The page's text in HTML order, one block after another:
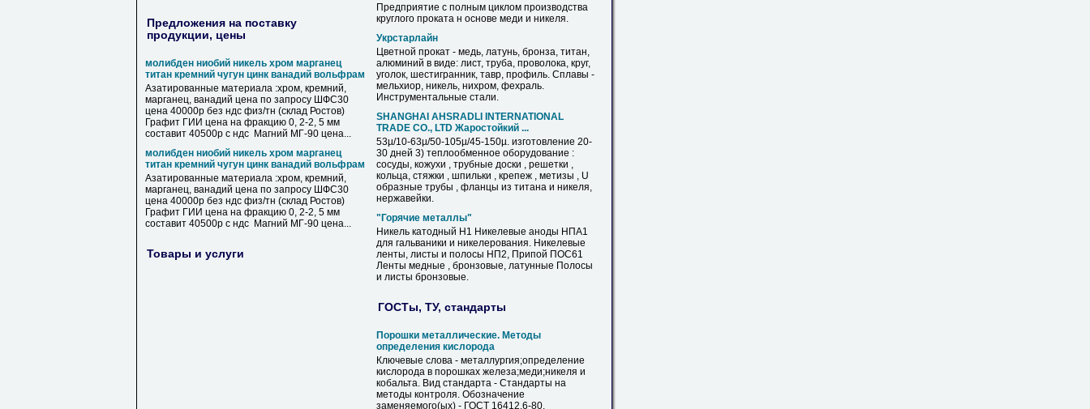
Предложения на поставку
продукции, цены
молибден ниобий никель хром марганец
титан кремний чугун цинк ванадий вольфрам
Азатированные материала :хром, кремний,
марганец, ванадий цена по запросу ШФС30
цена 40000р без ндс физ/тн (склад Ростов)
Графит ГИИ цена на фракцию 0, 2-2, 5 мм
составит 40500р с ндс Магний МГ-90 цена...
молибден ниобий никель хром марганец
титан кремний чугун цинк ванадий вольфрам
Азатированные материала :хром, кремний,
марганец, ванадий цена по запросу ШФС30
цена 40000р без ндс физ/тн (склад Ростов)
Графит ГИИ цена на фракцию 0, 2-2, 5 мм
составит 40500р с ндс Магний МГ-90 цена...
Товары и услуги
Предприятие с полным циклом производства
круглого проката н основе меди и никеля.
Укрстарлайн
Цветной прокат - медь, латунь, бронза, титан,
алюминий в виде: лист, труба, проволока, круг,
уголок, шестигранник, тавр, профиль. Сплавы -
мельхиор, никель, нихром, фехраль.
Инструментальные стали.
SHANGHAI AHSRADLI INTERNATIONAL
TRADE CО., LTD Жаростойкий ...
53µ/10-63µ/50-105µ/45-150µ. изготовление 20-
30 дней 3) теплообменное оборудование :
сосуды, кожухи , трубные доски , решетки ,
кольца, стяжки , шпильки , крепеж , метизы , U
образные трубы , фланцы из титана и никеля,
нержавейки.
"Горячие металлы"
Никель катодный Н1 Никелевые аноды НПА1
для гальваники и никелерования. Никелевые
ленты, листы и полосы НП2, Припой ПОС61
Ленты медные , бронзовые, латунные Полосы
и листы бронзовые.
ГОСТы, ТУ, стандарты
Порошки металлические. Методы
определения кислорода
Ключевые слова - металлургия;определение
кислорода в порошках железа;меди;никеля и
кобальта. Вид стандарта - Стандарты на
методы контроля. Обозначение
заменяемого(ых) - ГОСТ 16412.6-80.